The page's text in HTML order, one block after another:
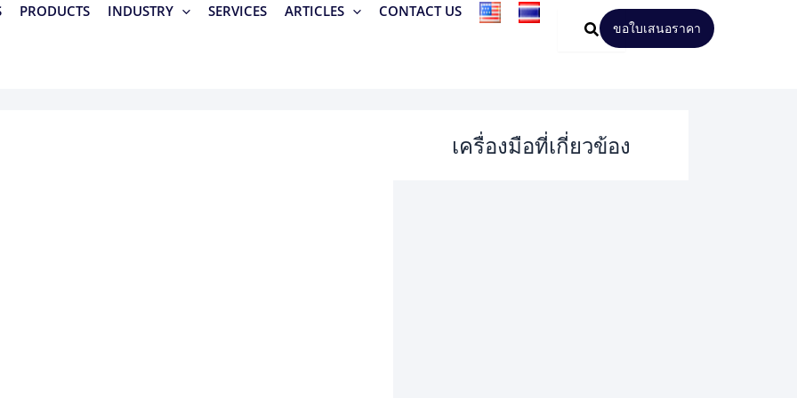
PRODUCTS INDUSTRY SERVICES ARTICLES CONTACT US
ขอใบเสนอราคา
เครื่องมือที่เกี่ยวข้อง